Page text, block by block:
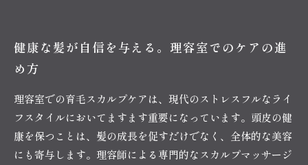
健康な髪が自信を与える。理容室でのケアの進
め方
理容室での育毛スカルプケアは、現代のストレスフルなライ
フスタイルにおいてますます重要になっています。頭皮の健
康を保つことは、髪の成長を促すだけでなく、全体的な美容
にも寄与します。理容師による専門的なスカルプマッサージ